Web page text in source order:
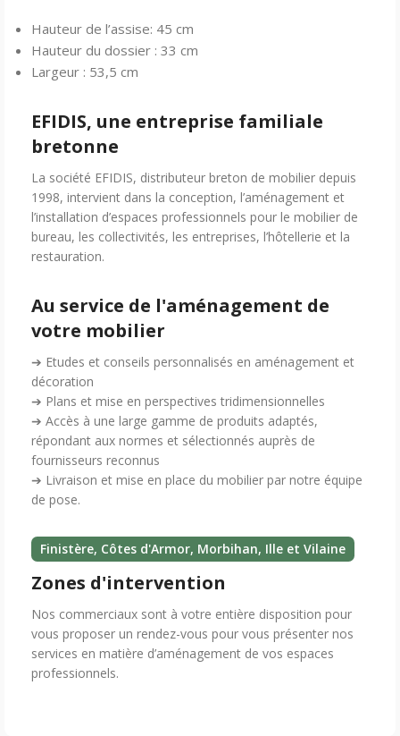
Hauteur de l’assise: 45 cm
Hauteur du dossier : 33 cm
Largeur : 53,5 cm
EFIDIS, une entreprise familiale
bretonne
La société EFIDIS, distributeur breton de mobilier depuis
1998, intervient dans la conception, l’aménagement et
l’installation d’espaces professionnels pour le mobilier de
bureau, les collectivités, les entreprises, l’hôtellerie et la
restauration.
Au service de l'aménagement de
votre mobilier
➔ Etudes et conseils personnalisés en aménagement et
décoration
➔ Plans et mise en perspectives tridimensionnelles
➔ Accès à une large gamme de produits adaptés,
répondant aux normes et sélectionnés auprès de
fournisseurs reconnus
➔ Livraison et mise en place du mobilier par notre équipe
de pose.
Finistère, Côtes d'Armor, Morbihan, Ille et Vilaine
Zones d'intervention
Nos commerciaux sont à votre entière disposition pour
vous proposer un rendez-vous pour vous présenter nos
services en matière d’aménagement de vos espaces
professionnels.